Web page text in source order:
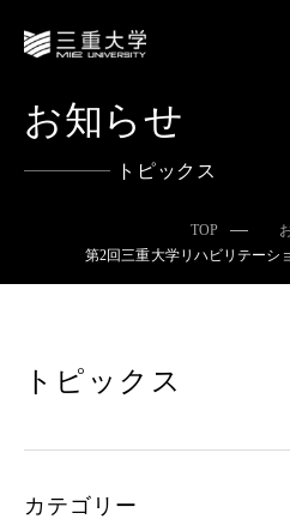
お知らせ
トピックス
TOP
第2回三重大学リハビリテーシ
トピックス
カテゴリー